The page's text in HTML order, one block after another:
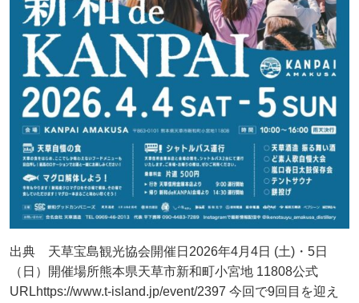
出典 天草宝島観光協会開催日2026年4月4日 (土)・5日
（日）開催場所熊本県天草市新和町小宮地 11808公式
URLhttps://www.t-island.jp/event/2397 今回で9回目を迎え